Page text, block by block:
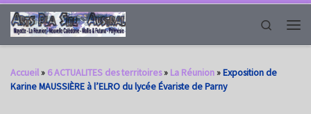
Passer au contenu
Search
Accueil» 6 ACTUALITES des territoires» La Réunion»Exposition de
Karine MAUSSIÈRE à l’ELRO du lycée Évariste de Parny